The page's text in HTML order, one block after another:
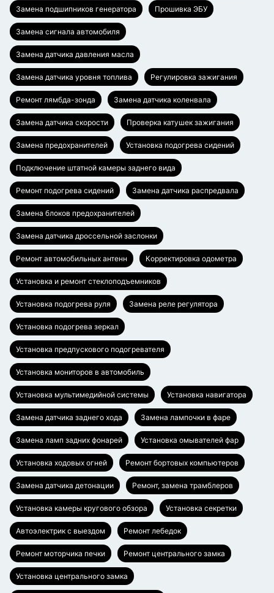
Замена подшипников генератора Прошивка ЭБУ
Замена сигнала автомобиля
Замена датчика давления масла
Замена датчика уровня топлива Регулировка зажигания
Ремонт лямбда-зонда Замена датчика коленвала
Замена датчика скорости Проверка катушек зажигания
Замена предохранителей Установка подогрева сидений
Подключение штатной камеры заднего вида
Ремонт подогрева сидений Замена датчика распредвала
Замена блоков предохранителей
Замена датчика дроссельной заслонки
Ремонт автомобильных антенн Корректировка одометра
Установка и ремонт стеклоподъемников
Установка подогрева руля Замена реле регулятора
Установка подогрева зеркал
Установка предпускового подогревателя
Установка мониторов в автомобиль
Установка мультимедийной системы Установка навигатора
Замена датчика заднего хода Замена лампочки в фаре
Замена ламп задних фонарей Установка омывателей фар
Установка ходовых огней Ремонт бортовых компьютеров
Замена датчика детонации Ремонт, замена трамблеров
Установка камеры кругового обзора Установка секретки
Автоэлектрик с выездом Ремонт лебедок
Ремонт моторчика печки Ремонт центрального замка
Установка центрального замка